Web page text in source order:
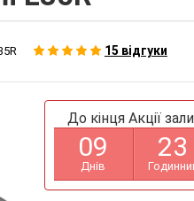
15 відгуки
До кінця Акції
09
Днів
23